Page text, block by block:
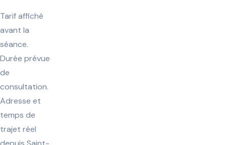
Tarif affiché
avant la
séance.
Durée prévue
de
consultation.
Adresse et
temps de
trajet réel